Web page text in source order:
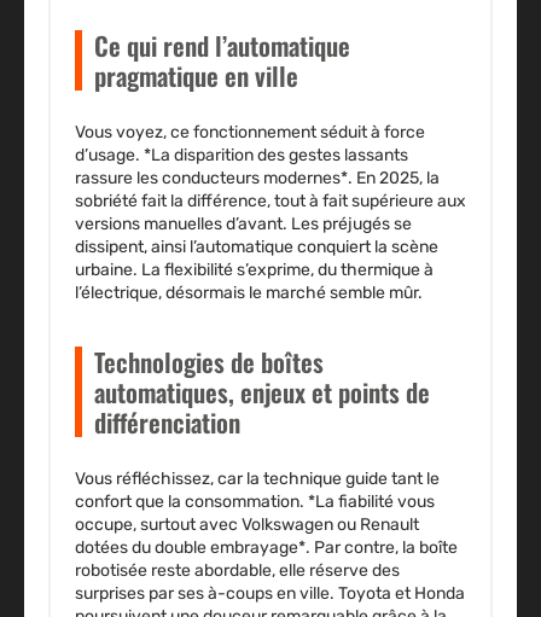
Ce qui rend l’automatique
pragmatique en ville
Vous voyez, ce fonctionnement séduit à force
d’usage. *La disparition des gestes lassants
rassure les conducteurs modernes*. En 2025, la
sobriété fait la différence, tout à fait supérieure aux
versions manuelles d’avant. Les préjugés se
dissipent, ainsi l’automatique conquiert la scène
urbaine. La flexibilité s’exprime, du thermique à
l’électrique, désormais le marché semble mûr.
Technologies de boîtes
automatiques, enjeux et points de
différenciation
Vous réfléchissez, car la technique guide tant le
confort que la consommation. *La fiabilité vous
occupe, surtout avec Volkswagen ou Renault
dotées du double embrayage*. Par contre, la boîte
robotisée reste abordable, elle réserve des
surprises par ses à-coups en ville. Toyota et Honda